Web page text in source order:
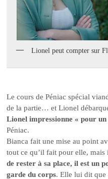
Lionel peut compter sur
Le cours de Péniac spécial
de la partie… et Lionel
Lionel impressionne « pour
Péniac.
Bianca fait une mise au point
tout ce qu’il fait pour elle,
de rester à sa place, il est un
garde du corps. Elle lui dit que